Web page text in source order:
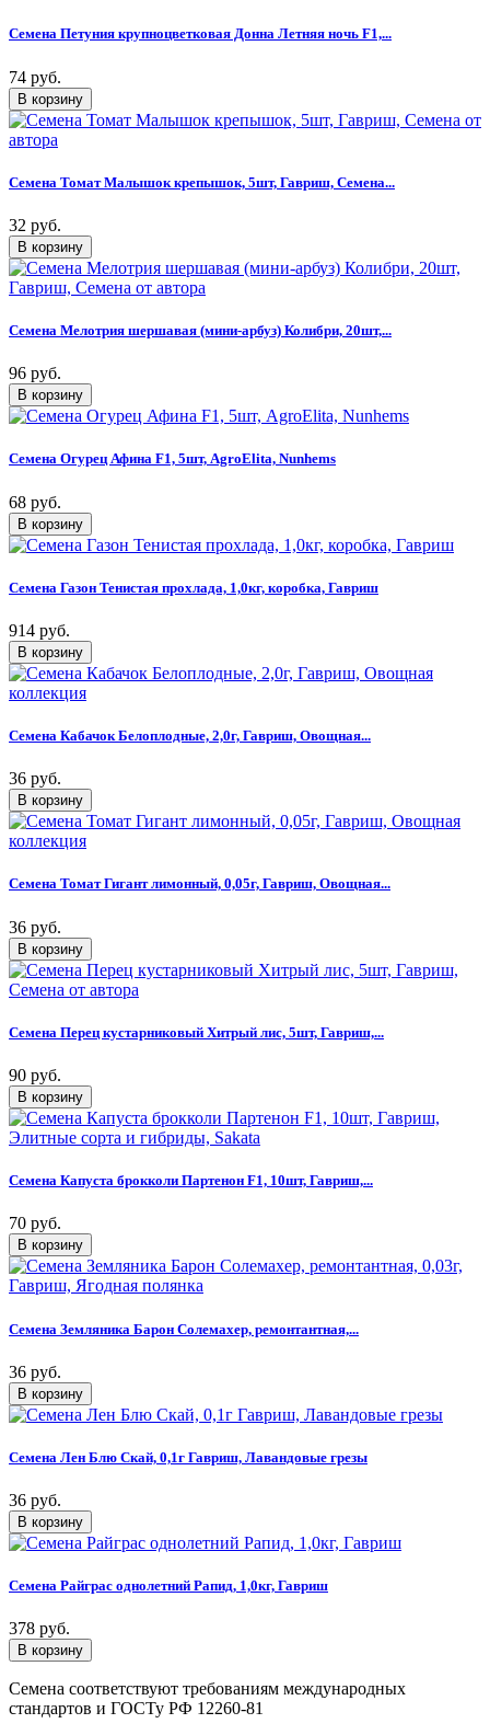
Семена Петуния крупноцветковая Донна Летняя ночь F1,...
74 руб.
Семена Томат Малышок крепышок, 5шт, Гавриш, Семена...
32 руб.
Семена Мелотрия шершавая (мини-арбуз) Колибри, 20шт,...
96 руб.
Семена Огурец Афина F1, 5шт, AgroElita, Nunhems
68 руб.
Семена Газон Тенистая прохлада, 1,0кг, коробка, Гавриш
914 руб.
Семена Кабачок Белоплодные, 2,0г, Гавриш, Овощная...
36 руб.
Семена Томат Гигант лимонный, 0,05г, Гавриш, Овощная...
36 руб.
Семена Перец кустарниковый Хитрый лис, 5шт, Гавриш,...
90 руб.
Семена Капуста брокколи Партенон F1, 10шт, Гавриш,...
70 руб.
Семена Земляника Барон Солемахер, ремонтантная,...
36 руб.
Семена Лен Блю Скай, 0,1г Гавриш, Лавандовые грезы
36 руб.
Семена Райграс однолетний Рапид, 1,0кг, Гавриш
378 руб.
Семена соответствуют требованиям международных
стандартов и ГОСТу РФ 12260-81